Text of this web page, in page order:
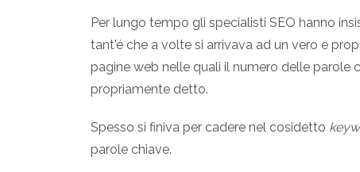
Per lungo tempo gli specialisti SEO hanno
tant'é che a volte si arrivava ad un vero e
pagine web nelle quali il numero delle parole
propriamente detto.
Spesso si finiva per cadere nel cosidetto
parole chiave.